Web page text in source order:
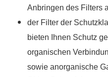
Anbringen des Filters
der Filter der
bieten Ihnen Schutz
organischen
sowie anorganische